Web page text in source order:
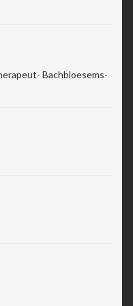
Bachbloesems-